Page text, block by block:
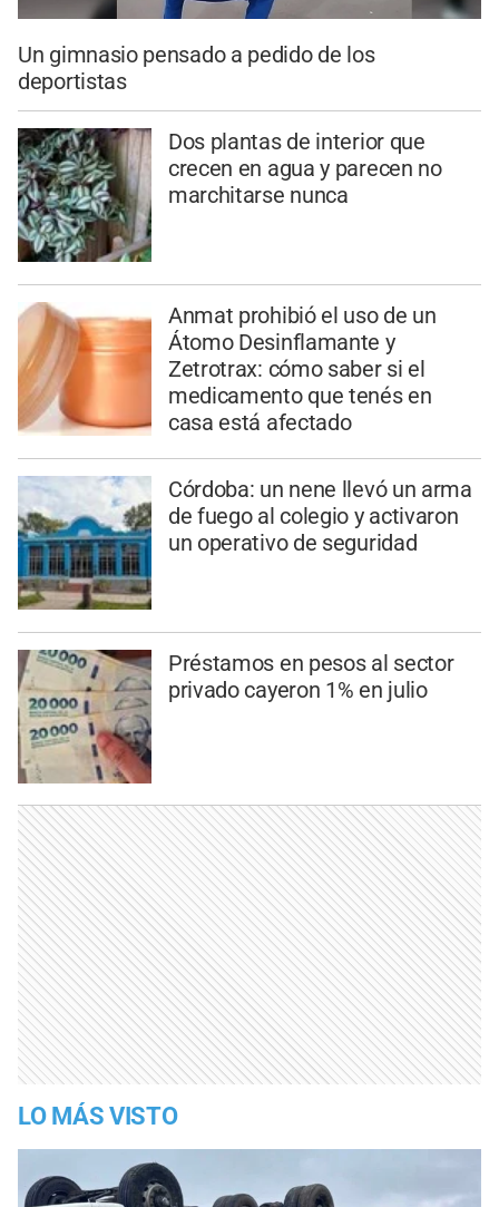
Un gimnasio pensado a pedido de los
deportistas
Dos plantas de interior que
crecen en agua y parecen no
marchitarse nunca
Anmat prohibió el uso de un
Átomo Desinflamante y
Zetrotrax: cómo saber si el
medicamento que tenés en
casa está afectado
Córdoba: un nene llevó un arma
de fuego al colegio y activaron
un operativo de seguridad
Préstamos en pesos al sector
privado cayeron 1% en julio
LO MÁS VISTO